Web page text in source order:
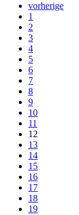
vorherige
1
2
3
4
5
6
7
8
9
10
11
12
13
14
15
16
17
18
19